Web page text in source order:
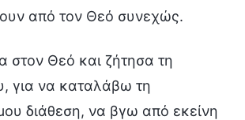
από τον Θεό συνεχώς.
στον Θεό και ζήτησα τη
για να καταλάβω τη
διάθεση, να βγω από εκείνη